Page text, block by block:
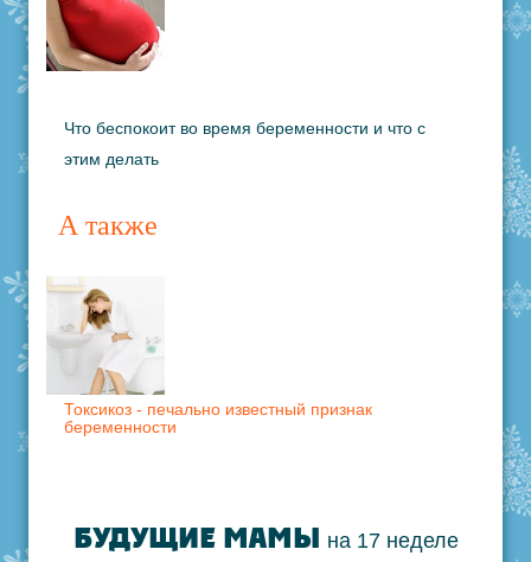
Что беспокоит во время беременности и что с
этим делать
А также
Токсикоз - печально известный признак
беременности
БУДУЩИЕ МАМЫ на 17 неделе